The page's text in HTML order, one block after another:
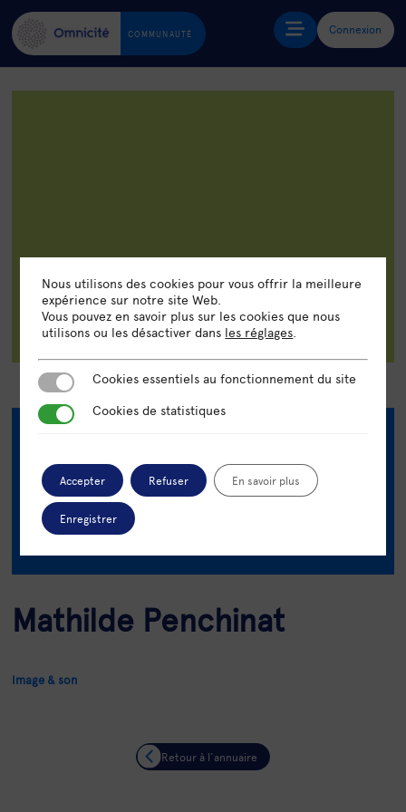
COMMUNAUTÉ Connexion
mathilde.penchinat @ad-mira.fr
Mathilde Penchinat
Image & son
Retour à l’annuaire
Nous utilisons des cookies pour vous offrir la meilleure
expérience sur notre site Web.
Vous pouvez en savoir plus sur les cookies que nous
utilisons ou les désactiver dans les réglages
Cookies essentiels au fonctionnement du site
Cookies essentiels au fonctionnement du site
Cookies de statistiques
Cookies de statistiques
Accepter Refuser En savoir plus
Enregistrer